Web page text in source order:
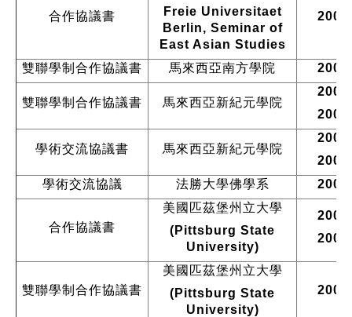
合作協議書
Freie Universitaet
Berlin, Seminar of
East Asian Studies
雙聯學制合作協議書 馬來西亞南方學院
雙聯學制合作協議書 馬來西亞新紀元學院
學術交流協議書 馬來西亞新紀元學院
學術交流協議
法勝大學佛學系
合作協議書
美國匹茲堡州立大學
(Pittsburg State
University)
雙聯學制合作協議書
美國匹茲堡州立大學
(Pittsburg State
University)